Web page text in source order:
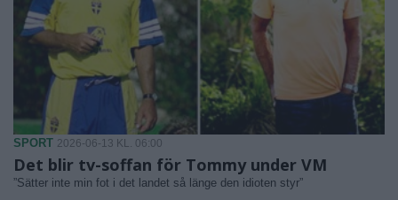
SPORT 2026-06-13 KL. 06:00
Det blir tv-soffan för Tommy under VM
”Sätter inte min fot i det landet så länge den idioten styr”